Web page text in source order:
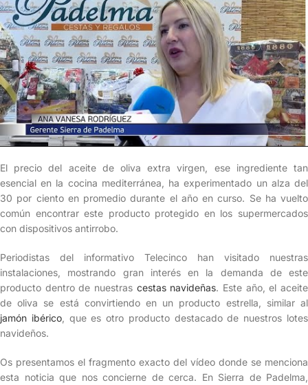
El precio del aceite de oliva extra virgen, ese ingrediente tan
esencial en la cocina mediterránea, ha experimentado un alza del
30 por ciento en promedio durante el año en curso. Se ha vuelto
común encontrar este producto protegido en los supermercados
con dispositivos antirrobo.
Periodistas del informativo Telecinco han visitado nuestras
instalaciones, mostrando gran interés en la demanda de este
producto dentro de nuestras cestas navideñas. Este año, el aceite
de oliva se está convirtiendo en un producto estrella, similar al
jamón ibérico, que es otro producto destacado de nuestros lotes
navideños.
Os presentamos el fragmento exacto del vídeo donde se menciona
esta noticia que nos concierne de cerca. En Sierra de Padelma,